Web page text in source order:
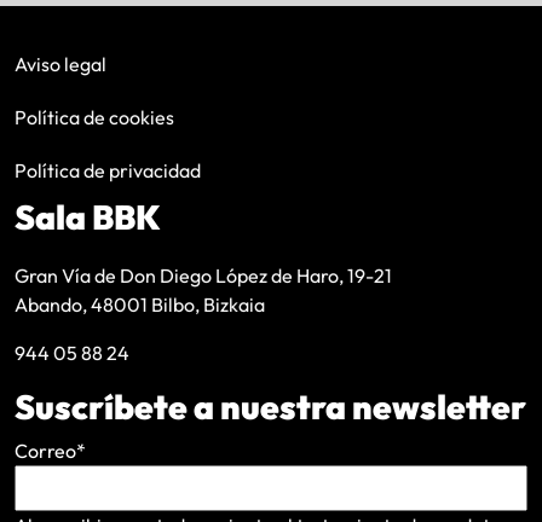
Aviso legal
Política de cookies
Política de privacidad
Sala BBK
Gran Vía de Don Diego López de Haro, 19-21
Abando, 48001 Bilbo, Bizkaia
944 05 88 24
Suscríbete a nuestra newsletter
Correo*